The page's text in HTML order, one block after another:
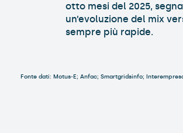
otto mesi del 2025,
un’evoluzione del mix
sempre più rapide.
Fonte dati: Motus‑E; Anfac; Smartgridsinfo;